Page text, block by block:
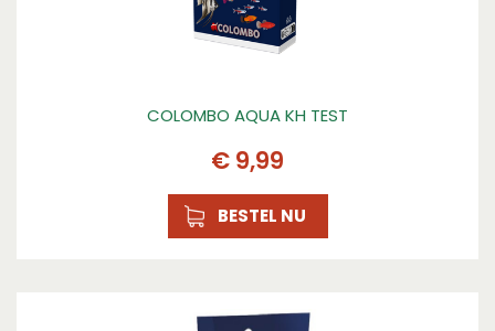
COLOMBO AQUA KH TEST
€ 9,99
BESTEL NU